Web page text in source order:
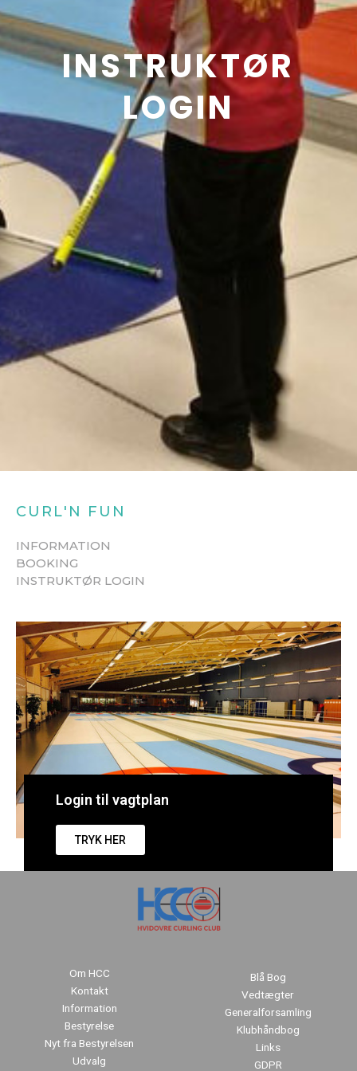
INSTRUKTØR
LOGIN
CURL'N FUN
INFORMATION
BOOKING
INSTRUKTØR LOGIN
Login til vagtplan
TRYK HER
Om HCC
Kontakt
Information
Bestyrelse
Nyt fra Bestyrelsen
Udvalg
Blå Bog
Vedtægter
Generalforsamling
Klubhåndbog
Links
GDPR